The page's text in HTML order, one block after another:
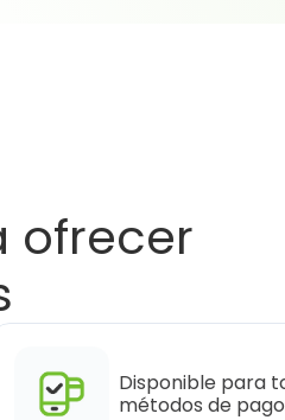
ofrecer
Disponible para
métodos de